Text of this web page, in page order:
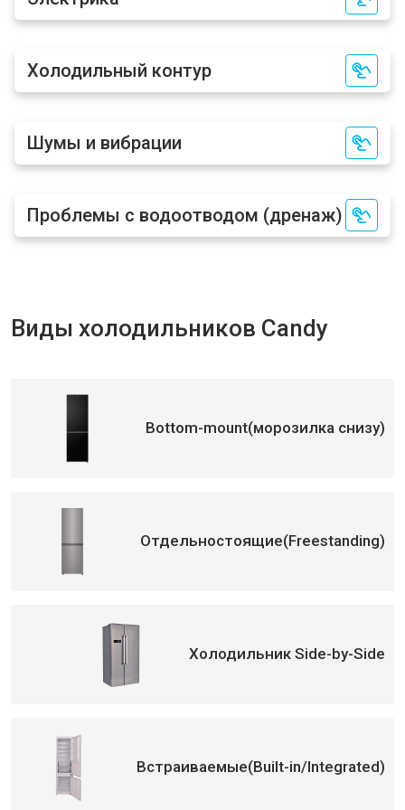
Холодильный контур
Шумы и вибрации
Проблемы с водоотводом (дренаж)
Виды холодильников Candy
Bottom-mount(морозилка снизу)
Отдельностоящие(Freestanding)
Холодильник Side-by-Side
Встраиваемые(Built-in/Integrated)